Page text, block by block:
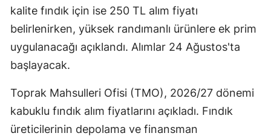
kalite fındık için ise 250 TL alım fiyatı
belirlenirken, yüksek randımanlı ürünlere ek prim
uygulanacağı açıklandı. Alımlar 24 Ağustos'ta
başlayacak.
Toprak Mahsulleri Ofisi (TMO), 2026/27 dönemi
kabuklu fındık alım fiyatlarını açıkladı. Fındık
üreticilerinin depolama ve finansman